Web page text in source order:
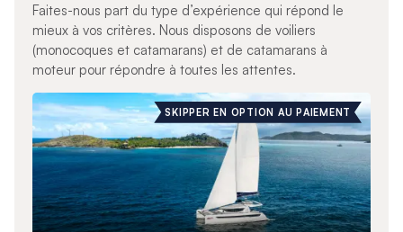
Faites-nous part du type d’expérience qui répond le
mieux à vos critères. Nous disposons de voiliers
(monocoques et catamarans) et de catamarans à
moteur pour répondre à toutes les attentes.
SKIPPER EN OPTION AU PAIEMENT